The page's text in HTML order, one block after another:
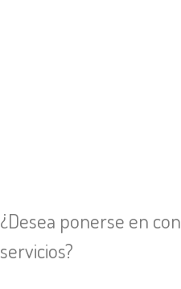
¿Desea ponerse en
servicios?